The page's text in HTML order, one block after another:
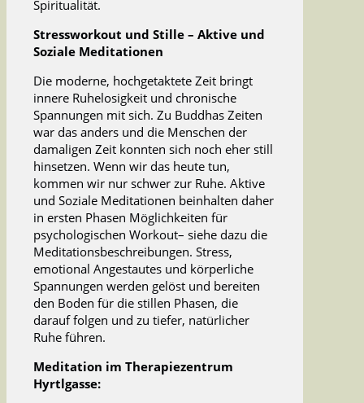
Spiritualität.
Stressworkout und Stille – Aktive und
Soziale Meditationen
Die moderne, hochgetaktete Zeit bringt
innere Ruhelosigkeit und chronische
Spannungen mit sich. Zu Buddhas Zeiten
war das anders und die Menschen der
damaligen Zeit konnten sich noch eher still
hinsetzen. Wenn wir das heute tun,
kommen wir nur schwer zur Ruhe. Aktive
und Soziale Meditationen beinhalten daher
in ersten Phasen Möglichkeiten für
psychologischen Workout– siehe dazu die
Meditationsbeschreibungen. Stress,
emotional Angestautes und körperliche
Spannungen werden gelöst und bereiten
den Boden für die stillen Phasen, die
darauf folgen und zu tiefer, natürlicher
Ruhe führen.
Meditation im Therapiezentrum
Hyrtlgasse: